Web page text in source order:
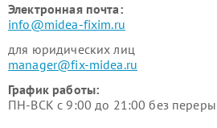
Электронная почта:
info@midea-fixim.ru
для юридических лиц
manager@fix-midea.ru
График работы:
ПН-ВСК с 9:00 до 21:00 без